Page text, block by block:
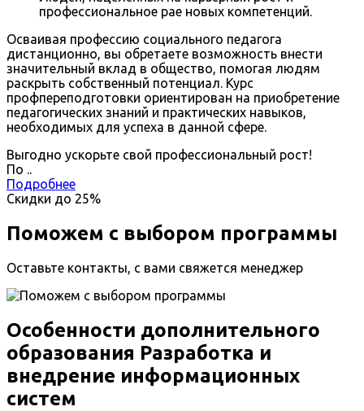
профессиональное рае новых компетенций.
Осваивая профессию социального педагога
дистанционно, вы обретаете возможность внести
значительный вклад в общество, помогая людям
раскрыть собственный потенциал. Курс
профпереподготовки ориентирован на приобретение
педагогических знаний и практических навыков,
необходимых для успеха в данной сфере.
Выгодно ускорьте свой профессиональный рост!
По ..
Подробнее
Скидки до 25%
Поможем с выбором программы
Оставьте контакты, с вами свяжется менеджер
Особенности дополнительного
образования Разработка и
внедрение информационных
систем